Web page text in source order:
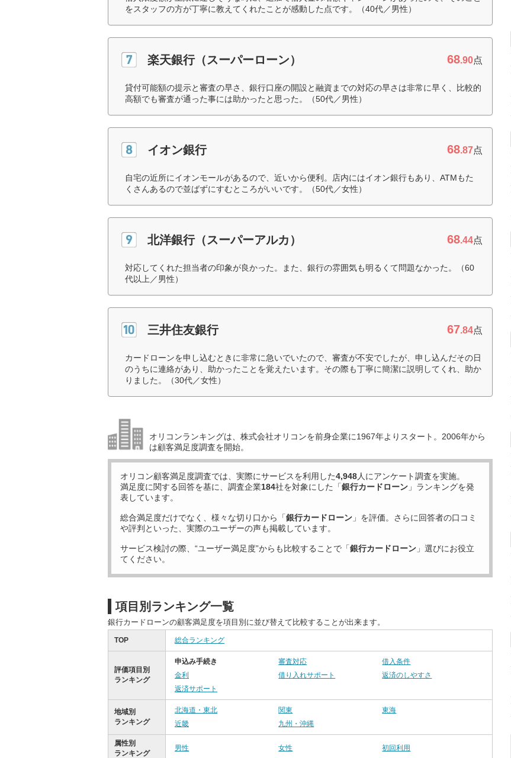
をスタッフの方が丁寧に教えてくれたことが感動した点です。（40代／男性）
楽天銀行（スーパーローン） 68.90点
貸付可能額の提示と審査の早さ、銀行口座の開設と融資までの対応の早さは非常に早く、比較的
高額でも審査が通った事には助かったと思った。（50代／男性）
イオン銀行 68.87点
自宅の近所にイオンモールがあるので、近いから便利。店内にはイオン銀行もあり、ATMもた
くさんあるので並ばずにすむところがいいです。（50代／女性）
北洋銀行（スーパーアルカ） 68.44点
対応してくれた担当者の印象が良かった。また、銀行の雰囲気も明るくて問題なかった。（60
代以上／男性）
三井住友銀行 67.84点
カードローンを申し込むときに非常に急いでいたので、審査が不安でしたが、申し込んだその日
のうちに連絡があり、助かったことを覚えたいます。その際も丁寧に簡潔に説明してくれ、助か
りました。（30代／女性）
オリコンランキングは、株式会社オリコンを前身企業に1967年よりスタート。2006年から
は顧客満足度調査を開始。
オリコン顧客満足度調査では、実際にサービスを利用した4,948人にアンケート調査を実施。
満足度に関する回答を基に、調査企業184社を対象にした「銀行カードローン 」ランキングを発
表しています。
総合満足度だけでなく、様々な切り口から「銀行カードローン 」を評価。さらに回答者の口コミ
や評判といった、実際のユーザーの声も掲載しています。
サービス検討の際、“ユーザー満足度”からも比較することで「銀行カードローン 」選びにお役立
てください。
項目別ランキング一覧
銀行カードローンの顧客満足度を項目別に並び替えて比較することが出来ます。
TOP 総合ランキング
評価項目別
ランキング
申込み手続き 審査対応
借入条件
金利
借り入れサポート
返済のしやすさ
返済サポート
地域別
ランキング
北海道・東北 関東
東海
近畿
九州・沖縄
属性別
ランキング
男性 女性 初回利用